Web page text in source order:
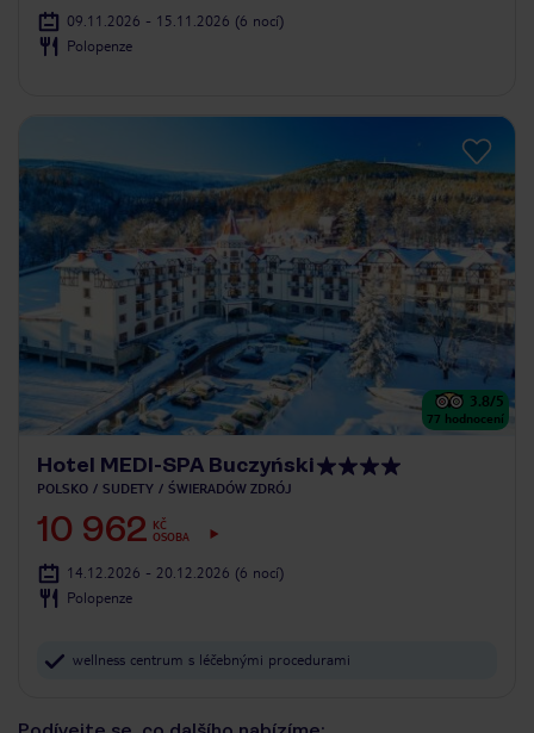
09.11.2026 - 15.11.2026 (6 nocí)
Polopenze
3.8/5
77 hodnocení
Hotel MEDI-SPA Buczyński
POLSKO SUDETY ŚWIERADÓW ZDRÓJ
10 962 KČ
OSOBA
14.12.2026 - 20.12.2026 (6 nocí)
Polopenze
wellness centrum s léčebnými procedurami